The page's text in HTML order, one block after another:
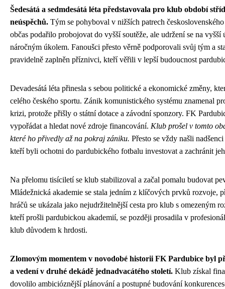
Šedesátá a sedmdesátá léta představovala pro klub období
neúspěchů. Tým se pohyboval v nižších patrech
občas podařilo probojovat do vyšší soutěže, ale udržení se na
náročným úkolem. Fanoušci přesto věrně podporovali svůj tým a
pravidelně zaplněn příznivci, kteří věřili v lepší budoucnost
Devadesátá léta přinesla s sebou politické a ekonomické změny,
celého českého sportu. Zánik komunistického systému znamenal
krizi, protože přišly o státní dotace a závodní sponzory. FK
vypořádat a hledat nové zdroje financování. Klub prošel v tomto
které ho přivedly až na pokraj zániku. Přesto se vždy našli
kteří byli ochotni do pardubického fotbalu investovat a zachránit
Na přelomu tisíciletí se klub stabilizoval a začal pomalu budovat
Mládežnická akademie se stala jedním z klíčových prvků rozvoje,
hráčů se ukázala jako nejudržitelnější cesta pro klub s omezeným
kteří prošli pardubickou akademií, se později prosadila v
klub důvodem k hrdosti.
Zlomovým momentem v novodobé historii FK Pardubice byl
a vedení v druhé dekádě jednadvacátého století. Klub získal
dovolilo ambicióznější plánování a postupné budování